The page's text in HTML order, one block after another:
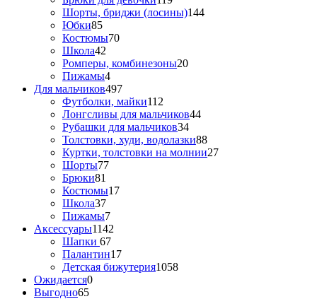
Шорты, бриджи (лосины)144
Юбки85
Костюмы70
Школа42
Ромперы, комбинезоны20
Пижамы4
Для мальчиков497
Футболки, майки112
Лонгсливы для мальчиков44
Рубашки для мальчиков34
Толстовки, худи, водолазки88
Куртки, толстовки на молнии27
Шорты77
Брюки81
Костюмы17
Школа37
Пижамы7
Аксессуары1142
Шапки 67
Палантин17
Детская бижутерия1058
Ожидается0
Выгодно65